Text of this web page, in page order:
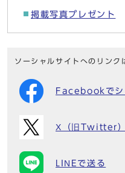
掲載写真プレゼント
ソーシャルサイトへのリンク
Facebookでシ
X（旧Twitter）
LINEで送る